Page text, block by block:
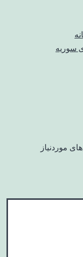
سوریه
موردنیاز